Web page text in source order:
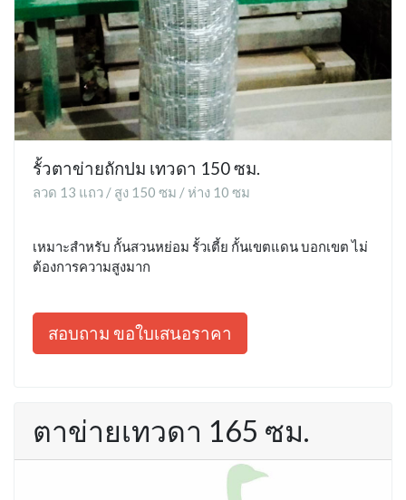
รั้วตาข่ายถักปม เทวดา 150 ซม.
ลวด 13 แถว / สูง 150 ซม / ห่าง 10 ซม
เหมาะสำหรับ กั้นสวนหย่อม รั้วเตี้ย กั้นเขตแดน บอกเขต ไม่
ต้องการความสูงมาก
สอบถาม ขอใบเสนอราคา
ตาข่ายเทวดา 165 ซม.